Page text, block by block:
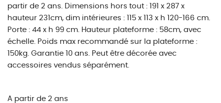
partir de 2 ans. Dimensions hors tout : 191 x 287 x
hauteur 231cm, dim intérieures : 115 x 113 x h 120-166 cm.
Porte : 44 x h 99 cm. Hauteur plateforme : 58cm, avec
échelle. Poids max recommandé sur la plateforme :
150kg. Garantie 10 ans. Peut être décorée avec
accessoires vendus séparément.
A partir de 2 ans